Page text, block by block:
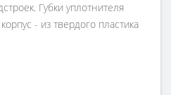
Губки уплотнителя
- из твердого пластика